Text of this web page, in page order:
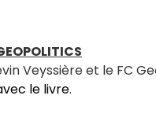
Veyssière et le FC
le livre.